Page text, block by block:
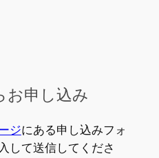
お申し込み
ジにある申し込みフォ
して送信してくださ